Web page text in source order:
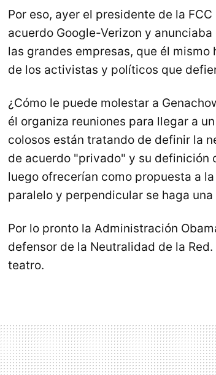
Por eso, ayer el presidente de la
acuerdo Google-Verizon y anunciaba
las grandes empresas, que él
de los activistas y políticos que
¿Cómo le puede molestar a
él organiza reuniones para llegar a
colosos están tratando de definir la
de acuerdo "privado" y su definición
luego ofrecerían como propuesta a
paralelo y perpendicular se haga
Por lo pronto la Administración
defensor de la Neutralidad de la Red.
teatro.